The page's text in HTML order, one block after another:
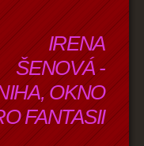
IRENA
ŠENOVÁ -
OKNO
FANTASII